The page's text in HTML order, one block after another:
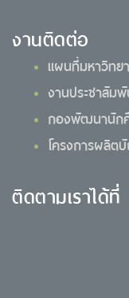
งานติดต่อ
แผนที่มหาวิทย
งานประชาสัม
กองพัฒนานัก
โครงการผลิ
ติดตามเราได้ที่